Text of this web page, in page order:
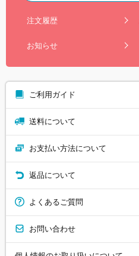
注文履歴
お知らせ
ご利用ガイド
送料について
お支払い方法について
返品について
よくあるご質問
お問い合わせ